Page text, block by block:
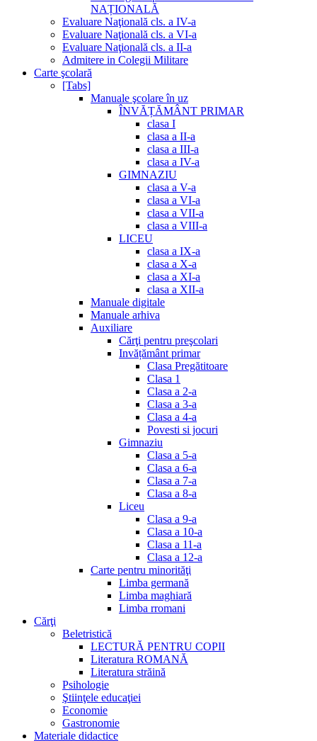
NAȚIONALĂ
Evaluare Naţională cls. a IV-a
Evaluare Naţională cls. a VI-a
Evaluare Naţională cls. a II-a
Admitere in Colegii Militare
Carte şcolară
[Tabs]
Manuale şcolare în uz
ÎNVĂȚĂMÂNT PRIMAR
clasa I
clasa a II-a
clasa a III-a
clasa a IV-a
GIMNAZIU
clasa a V-a
clasa a VI-a
clasa a VII-a
clasa a VIII-a
LICEU
clasa a IX-a
clasa a X-a
clasa a XI-a
clasa a XII-a
Manuale digitale
Manuale arhiva
Auxiliare
Cărţi pentru preşcolari
Invățământ primar
Clasa Pregătitoare
Clasa 1
Clasa a 2-a
Clasa a 3-a
Clasa a 4-a
Povesti si jocuri
Gimnaziu
Clasa a 5-a
Clasa a 6-a
Clasa a 7-a
Clasa a 8-a
Liceu
Clasa a 9-a
Clasa a 10-a
Clasa a 11-a
Clasa a 12-a
Carte pentru minorităţi
Limba germană
Limba maghiară
Limba rromani
Cărţi
Beletristică
LECTURĂ PENTRU COPII
Literatura ROMANĂ
Literatura străină
Psihologie
Ştiinţele educaţiei
Economie
Gastronomie
Materiale didactice